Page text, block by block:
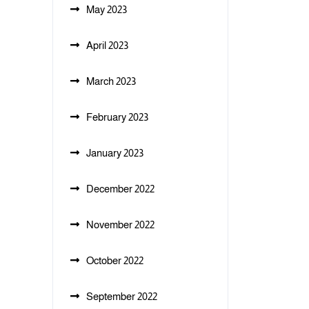
May 2023
April 2023
March 2023
February 2023
January 2023
December 2022
November 2022
October 2022
September 2022